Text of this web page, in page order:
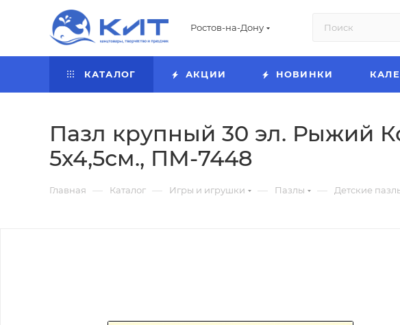
Ростов-на-Дону
КАТАЛОГ АКЦИИ НОВИНКИ
Пазл крупный 30 эл. Рыжий
5х4,5см., ПМ-7448
Главная — Каталог — Игры и игрушки — Пазлы — Детские